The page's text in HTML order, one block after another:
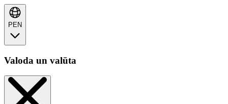
PEN
Valoda un valūta